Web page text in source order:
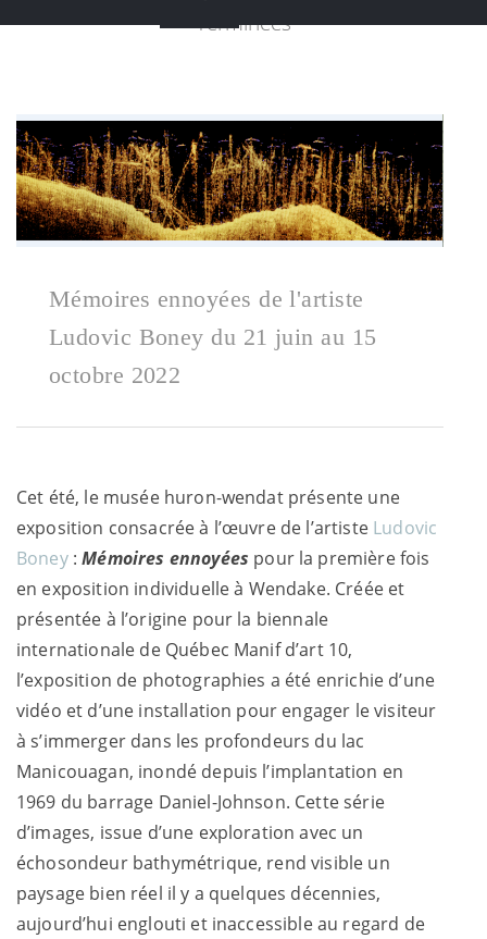
Terminées
Mémoires ennoyées de l'artiste
Ludovic Boney du 21 juin au 15
octobre 2022
Cet été, le musée huron-wendat présente une
exposition consacrée à l’œuvre de l’artiste Ludovic
Boney:Mémoires ennoyées pour la première fois
en exposition individuelle à Wendake. Créée et
présentée à l’origine pour la biennale
internationale de Québec Manif d’art 10,
l’exposition de photographies a été enrichie d’une
vidéo et d’une installation pour engager le visiteur
à s’immerger dans les profondeurs du lac
Manicouagan, inondé depuis l’implantation en
1969 du barrage Daniel-Johnson. Cette série
d’images, issue d’une exploration avec un
échosondeur bathymétrique, rend visible un
paysage bien réel il y a quelques décennies,
aujourd’hui englouti et inaccessible au regard de